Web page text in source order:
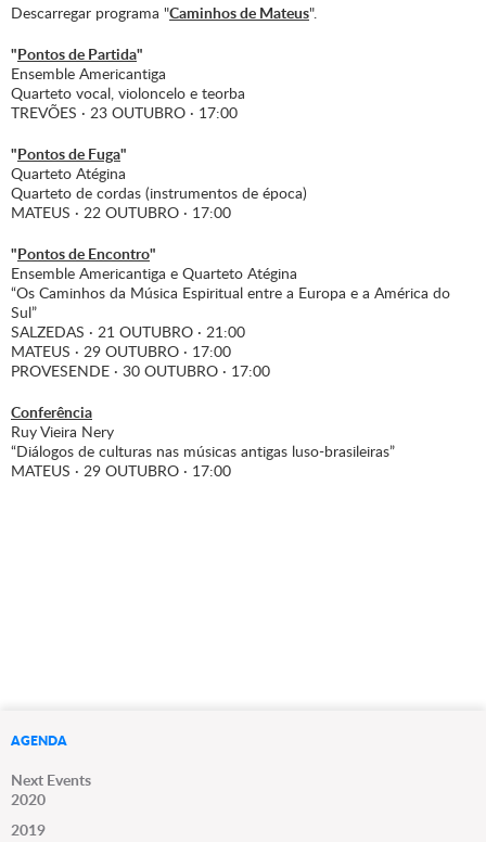
Descarregar programa "Caminhos de Mateus".
"Pontos de Partida"
Ensemble Americantiga
Quarteto vocal, violoncelo e teorba
TREVÕES · 23 OUTUBRO · 17:00
"Pontos de Fuga"
Quarteto Atégina
Quarteto de cordas (instrumentos de época)
MATEUS · 22 OUTUBRO · 17:00
"Pontos de Encontro"
Ensemble Americantiga e Quarteto Atégina
“Os Caminhos da Música Espiritual entre a Europa e a América do
Sul”
SALZEDAS · 21 OUTUBRO · 21:00
MATEUS · 29 OUTUBRO · 17:00
PROVESENDE · 30 OUTUBRO · 17:00
Conferência
Ruy Vieira Nery
“Diálogos de culturas nas músicas antigas luso-brasileiras”
MATEUS · 29 OUTUBRO · 17:00
AGENDA
Next Events
2020
2019